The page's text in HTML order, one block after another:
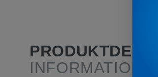
INFORMATIONEN